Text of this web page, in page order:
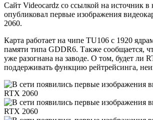
Сайт Videocardz со ссылкой на источник
опубликовал первые изображения
2060.
Карта работает на чипе TU106 с 1920
памяти типа GDDR6. Также сообщается,
уже разогнана на заводе. О том, будет ли
поддерживать функцию рейтрейсинга,